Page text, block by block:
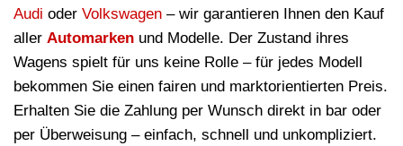
Audi oder Volkswagen – wir garantieren Ihnen den Kauf
aller Automarken und Modelle. Der Zustand ihres
Wagens spielt für uns keine Rolle – für jedes Modell
bekommen Sie einen fairen und marktorientierten Preis.
Erhalten Sie die Zahlung per Wunsch direkt in bar oder
per Überweisung – einfach, schnell und unkompliziert.